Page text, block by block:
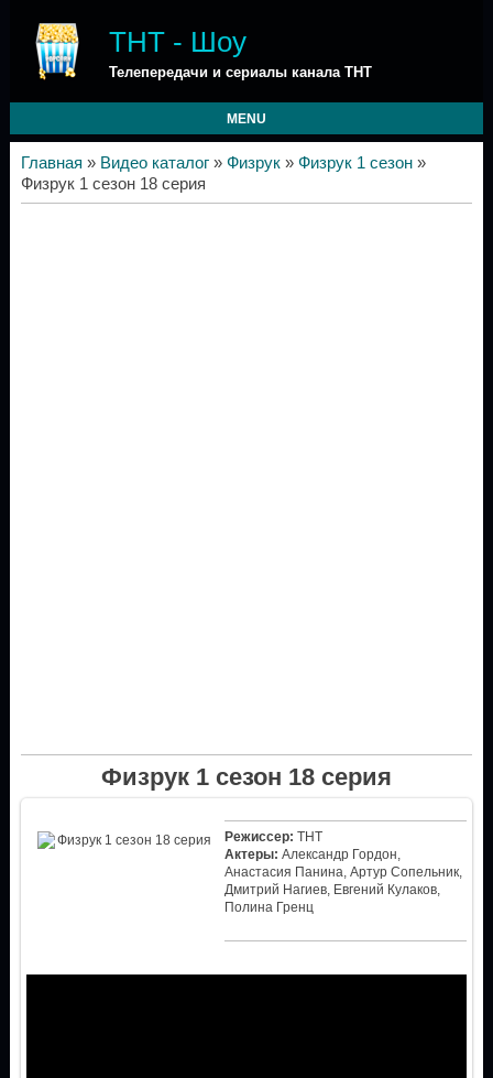
ТНТ - Шоу
Телепередачи и сериалы канала ТНТ
MENU
Главная » Видео каталог» Физрук» Физрук 1 сезон»
Физрук 1 сезон 18 серия
Физрук 1 сезон 18 серия
Режиссер: ТНТ
Актеры: Александр Гордон,
Анастасия Панина, Артур Сопельник,
Дмитрий Нагиев, Евгений Кулаков,
Полина Гренц